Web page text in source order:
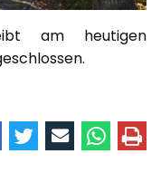
am heutigen